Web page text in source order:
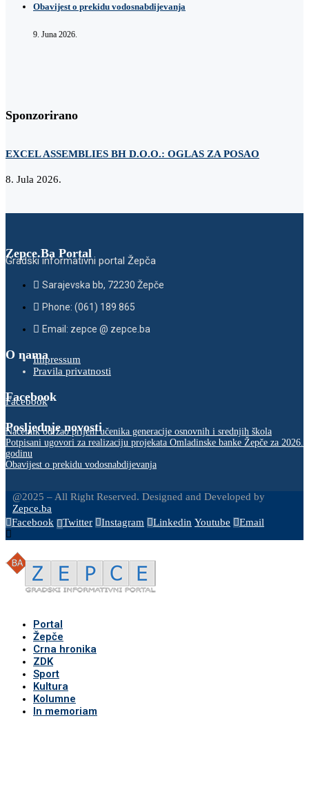
Obavijest o prekidu vodosnabdijevanja
9. Juna 2026.
Sponzorirano
EXCEL ASSEMBLIES BH D.O.O.: OGLAS ZA POSAO
8. Jula 2026.
Zepce.Ba Portal
Gradski informativni portal Žepča
Sarajevska bb, 72230 Žepče
Phone: (061) 189 865
Email: zepce @ zepce.ba
O namaImpressum
Pravila privatnosti
Facebook
Facebook
Posljednje novosti
Načelnik održao prijem učenika generacije osnovnih i srednjih škola
Potpisani ugovori za realizaciju projekata Omladinske banke Žepče za 2026.
godinu
Obavijest o prekidu vodosnabdijevanja
@2025 – All Right Reserved. Designed and Developed by
Zepce.ba
Facebook
Twitter Instagram Linkedin Youtube Email
Portal
Žepče
Crna hronika
ZDK
Sport
Kultura
Kolumne
In memoriam